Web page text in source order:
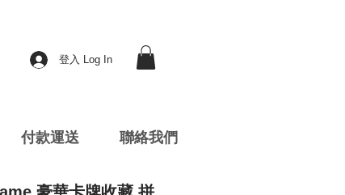
登入 Log In
付款運送 聯絡我們